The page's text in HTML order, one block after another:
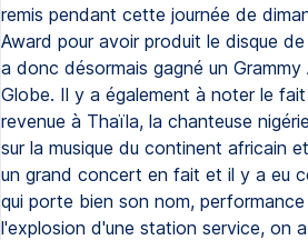
remis pendant cette journée de
Award pour avoir produit le disque
a donc désormais gagné un
Globe. Il y a également à noter le
revenue à Thaïla, la chanteuse
sur la musique du continent africain
un grand concert en fait et il y a eu
qui porte bien son nom,
l'explosion d'une station service, on